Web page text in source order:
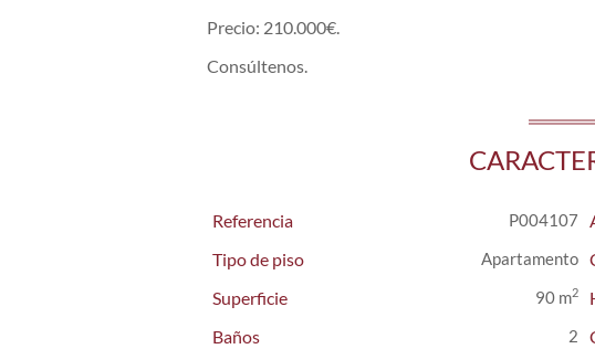
Precio: 210.000€.
Consúltenos.
Referencia P004107
Tipo de piso Apartamento
Superficie 90 m2
Baños 2